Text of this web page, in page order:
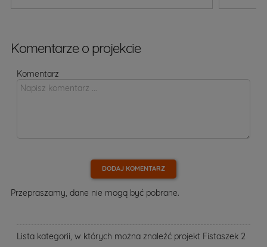
Komentarze o projekcie
Komentarz
DODAJ KOMENTARZ
Przepraszamy, dane nie mogą być pobrane.
Lista kategorii, w których można znaleźć projekt Fistaszek 2